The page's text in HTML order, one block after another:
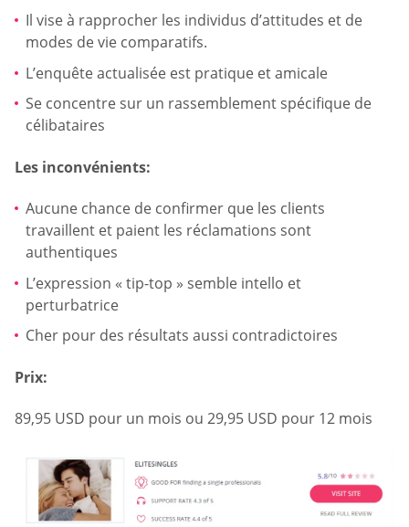
Il vise à rapprocher les individus d’attitudes et de
modes de vie comparatifs.
L’enquête actualisée est pratique et amicale
Se concentre sur un rassemblement spécifique de
célibataires
Les inconvénients:
Aucune chance de confirmer que les clients
travaillent et paient les réclamations sont
authentiques
L’expression « tip-top » semble intello et
perturbatrice
Cher pour des résultats aussi contradictoires
Prix:
89,95 USD pour un mois ou 29,95 USD pour 12 mois